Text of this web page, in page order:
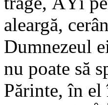
aleargă,
Dumnezeul
nu poate să
Părinte, în